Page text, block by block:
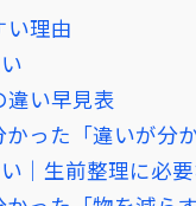
い理由
違い早見表
った「違いが分
｜生前整理に必